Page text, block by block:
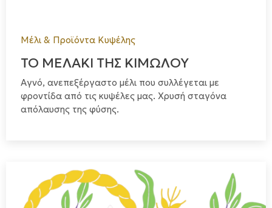
Μέλι & Προϊόντα Κυψέλης
ΤΟ ΜΕΛΑΚΙ ΤΗΣ ΚΙΜΩΛΟΥ
Αγνό, ανεπεξέργαστο μέλι που συλλέγεται με
φροντίδα από τις κυψέλες μας. Χρυσή σταγόνα
απόλαυσης της φύσης.